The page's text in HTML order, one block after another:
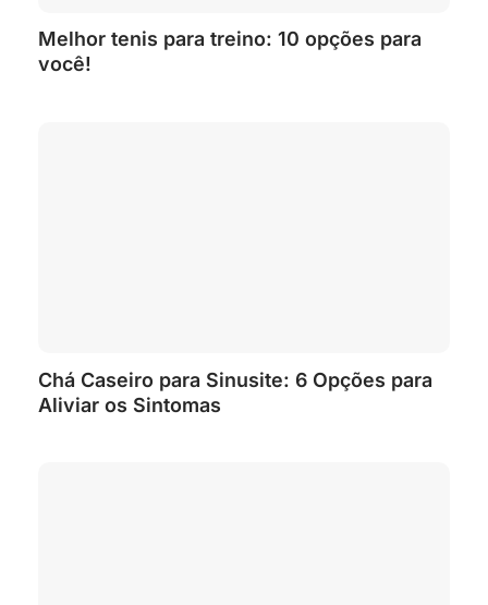
Melhor tenis para treino: 10 opções para
você!
Chá Caseiro para Sinusite: 6 Opções para
Aliviar os Sintomas